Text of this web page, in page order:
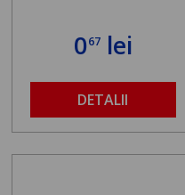
067lei
DETALII